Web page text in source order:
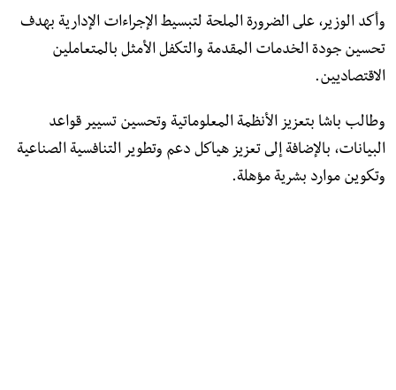
وأكد الوزير، على الضرورة الملحة لتبسيط الإجراءات الإدارية بهدف
تحسين جودة الخدمات المقدمة والتكفل الأمثل بالمتعاملين
الاقتصاديين.
وطالب باشا بتعزيز الأنظمة المعلوماتية وتحسين تسيير قواعد
البيانات، بالإضافة إلى تعزيز هياكل دعم وتطوير التنافسية الصناعية
وتكوين موارد بشرية مؤهلة.